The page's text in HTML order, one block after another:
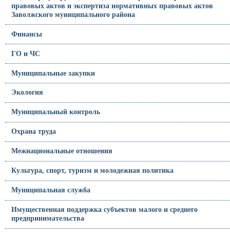
правовых актов и экспертиза нормативных правовых актов
Заволжского муниципального района
Финансы
ГО и ЧС
Муниципальные закупки
Экология
Муниципальный контроль
Охрана труда
Межнациональные отношения
Культура, спорт, туризм и молодежная политика
Муниципальная служба
Имущественная поддержка субъектов малого и среднего
предпринимательства